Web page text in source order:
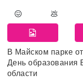
😖 💩
В Майском парке
День образования
области